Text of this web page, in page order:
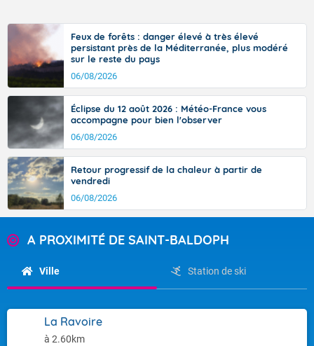
Feux de forêts : danger élevé à très élevé
persistant près de la Méditerranée, plus modéré
sur le reste du pays
06/08/2026
Éclipse du 12 août 2026 : Météo-France vous
accompagne pour bien l'observer
06/08/2026
Retour progressif de la chaleur à partir de
vendredi
06/08/2026
A PROXIMITÉ DE SAINT-BALDOPH
Ville Station de ski
La Ravoire
à 2.60km